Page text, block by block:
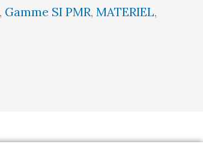
, Gamme SI PMR, MATERIEL,